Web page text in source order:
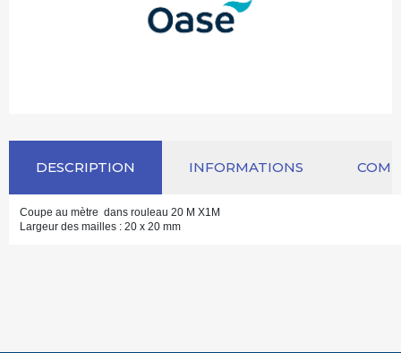
DESCRIPTION INFORMATIONS
Coupe au mètre dans rouleau 20 M X1M
Largeur des mailles : 20 x 20 mm